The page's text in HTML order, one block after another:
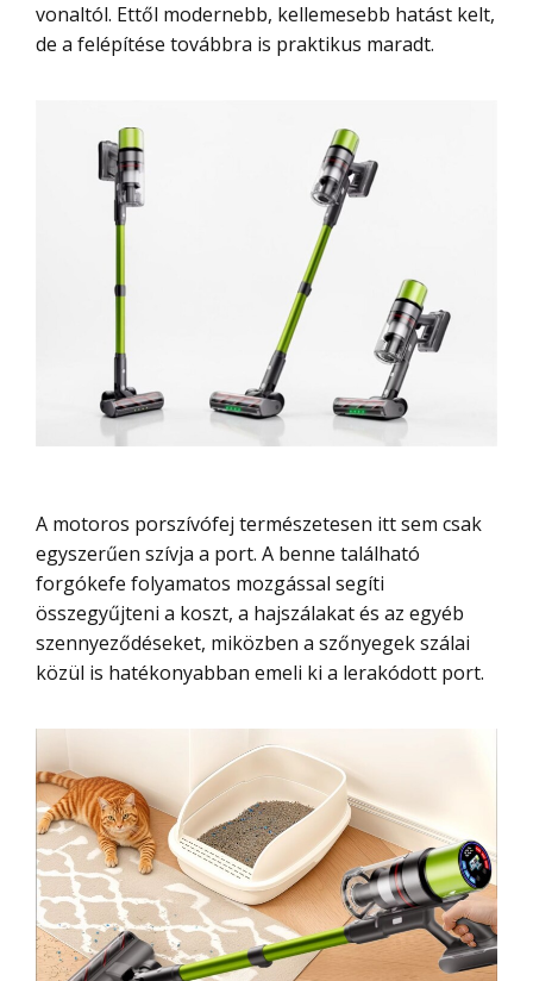
vonaltól. Ettől modernebb, kellemesebb hatást kelt,
de a felépítése továbbra is praktikus maradt.
A motoros porszívófej természetesen itt sem csak
egyszerűen szívja a port. A benne található
forgókefe folyamatos mozgással segíti
összegyűjteni a koszt, a hajszálakat és az egyéb
szennyeződéseket, miközben a szőnyegek szálai
közül is hatékonyabban emeli ki a lerakódott port.